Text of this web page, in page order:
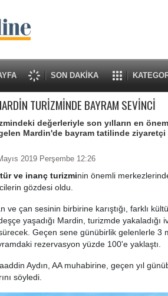
SON DAKİKA
TURİZMİNDE BAYRAM SEVİNCİ
değerleriyle son yılların en
Mardin'de bayram tatilinde
2019 Perşembe 12:26
ve inanç turizminin önemli
gözdesi oldu.
ve çan sesinin birbirine karıştığı, farklı
yaşadığı Mardin, turizmde yakaladığı
Geçen sene günübirlik gelenlerle 3
rezervasyon yüzde 100'e yaklaştı.
Aydın, AA muhabirine, geçen yıl
söyledi.